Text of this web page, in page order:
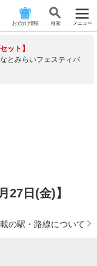
おでかけ情報 検 索 メニュー
ット】
とみらいフェスティバ
27日(金)】
の駅・路線について